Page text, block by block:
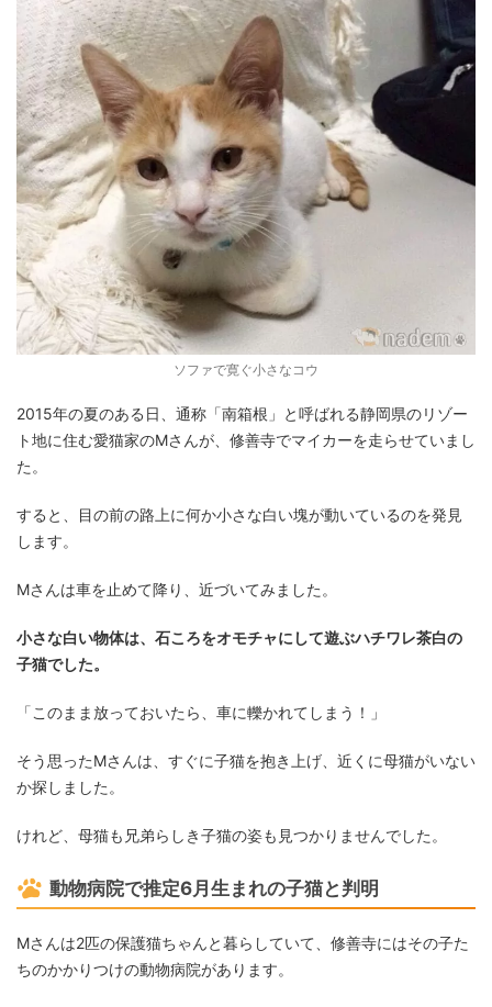
ソファで寛ぐ小さなコウ
2015年の夏のある日、通称「南箱根」と呼ばれる静岡県のリゾー
ト地に住む愛猫家のMさんが、修善寺でマイカーを走らせていまし
た。
すると、目の前の路上に何か小さな白い塊が動いているのを発見
します。
Mさんは車を止めて降り、近づいてみました。
小さな白い物体は、石ころをオモチャにして遊ぶハチワレ茶白の
子猫でした。
「このまま放っておいたら、車に轢かれてしまう！」
そう思ったMさんは、すぐに子猫を抱き上げ、近くに母猫がいない
か探しました。
けれど、母猫も兄弟らしき子猫の姿も見つかりませんでした。
動物病院で推定6月生まれの子猫と判明
Mさんは2匹の保護猫ちゃんと暮らしていて、修善寺にはその子た
ちのかかりつけの動物病院があります。